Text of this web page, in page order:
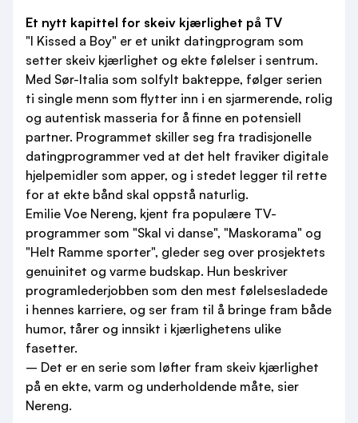
Et nytt kapittel for skeiv kjærlighet på TV
"I Kissed a Boy" er et unikt datingprogram som
setter skeiv kjærlighet og ekte følelser i sentrum.
Med Sør-Italia som solfylt bakteppe, følger serien
ti single menn som flytter inn i en sjarmerende, rolig
og autentisk masseria for å finne en potensiell
partner. Programmet skiller seg fra tradisjonelle
datingprogrammer ved at det helt fraviker digitale
hjelpemidler som apper, og i stedet legger til rette
for at ekte bånd skal oppstå naturlig.
Emilie Voe Nereng, kjent fra populære TV-
programmer som "Skal vi danse", "Maskorama" og
"Helt Ramme sporter", gleder seg over prosjektets
genuinitet og varme budskap. Hun beskriver
programlederjobben som den mest følelsesladede
i hennes karriere, og ser fram til å bringe fram både
humor, tårer og innsikt i kjærlighetens ulike
fasetter.
– Det er en serie som løfter fram skeiv kjærlighet
på en ekte, varm og underholdende måte, sier
Nereng.